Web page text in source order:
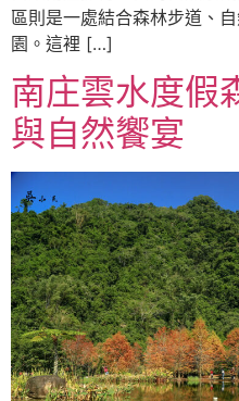
區則是一處結合森林步道、
園。這裡 […]
南庄雲水度假
與自然饗宴